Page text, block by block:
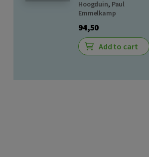
Hoogduin, Paul
Emmelkamp
94,50
Add to cart